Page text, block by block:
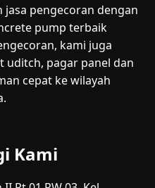
jasa pengecoran dengan
pump terbaik
kami juga
uditch, pagar panel dan
cepat ke wilayah
Kami